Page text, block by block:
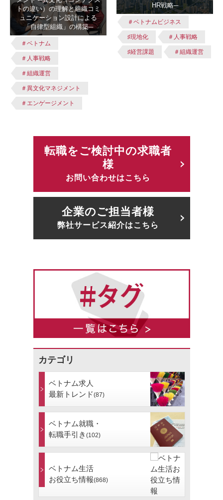
トの違い）の理解と組織コミ
ュニケーション設計による
「自律型組織」の構築─
＃ベトナム
＃人事戦略
＃組織運営
＃異文化マネジメント
＃エンゲージメント
HR戦略─
＃ベトナムビジネス
♯現地化 ＃人事戦略
♯経営課題 ＃組織運営
転職をご検討中の求職者
様
お問い合わせはこちら
企業のご担当者様
弊社サービス紹介はこちら
カテゴリ
ベトナム求人
最新トレンド(87)
ベトナム就職・
転職手引き (102)
ベトナム生活
お役立ち情報(868)